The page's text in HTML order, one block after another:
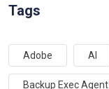
Tags
Adobe AI
Backup Exec Agent